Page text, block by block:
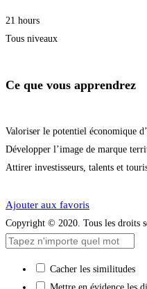
21 hours
Tous niveaux
Ce que vous apprendrez
Valoriser le potentiel économique
Développer l’image de marque
Attirer investisseurs, talents et
Ajouter aux favoris
Copyright © 2020. Tous les droits
Cacher les similitudes